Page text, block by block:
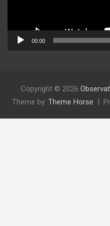
00:00
Copyright © 2026
Theme by: Theme Horse